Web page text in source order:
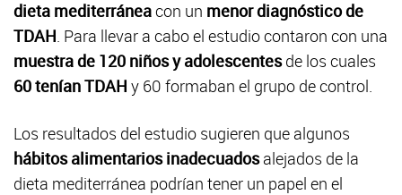
dieta mediterráneacon un menor diagnóstico de
TDAH. Para llevar a cabo el estudio contaron con una
muestra de 120 niños y adolescentesde los cuales
60 tenían TDAH y 60 formaban el grupo de control.
Los resultados del estudio sugieren que algunos
hábitos alimentarios inadecuadosalejados de la
dieta mediterránea podrían tener un papel en el